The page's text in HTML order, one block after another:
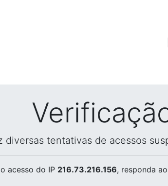
diversas tentativas de acessos
acesso do IP 216.73.216.156, responda